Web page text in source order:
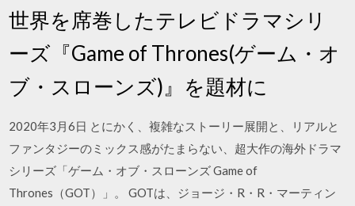
世界を席巻したテレビドラマシリ
ーズ『Game of Thrones(ゲーム・オ
ブ・スローンズ)』を題材に
2020年3月6日 とにかく、複雑なストーリー展開と、リアルと
ファンタジーのミックス感がたまらない、超大作の海外ドラマ
シリーズ「ゲーム・オブ・スローンズ Game of
Thrones（GOT）」。 GOTは、ジョージ・R・R・マーティン